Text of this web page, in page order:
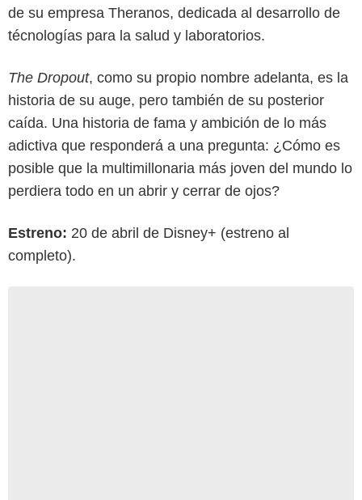
de su empresa Theranos, dedicada al desarrollo de
técnologías para la salud y laboratorios.
The Dropout, como su propio nombre adelanta, es la
historia de su auge, pero también de su posterior
caída. Una historia de fama y ambición de lo más
adictiva que responderá a una pregunta: ¿Cómo es
posible que la multimillonaria más joven del mundo lo
perdiera todo en un abrir y cerrar de ojos?
Estreno: 20 de abril de Disney+ (estreno al
completo).